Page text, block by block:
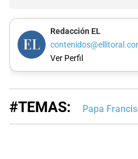
Redacción EL
Ver Perfil
#TEMAS: Papa